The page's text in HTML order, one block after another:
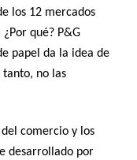
los 12 mercados
qué? P&G
papel da la idea de
tanto, no las
comercio y los
desarrollado por